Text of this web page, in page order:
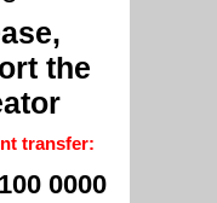
the
transfer:
0000